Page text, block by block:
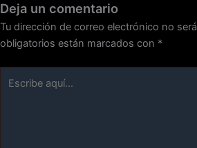
Deja un comentario
Tu dirección de correo electrónico no
obligatorios están marcados con *
aquí...